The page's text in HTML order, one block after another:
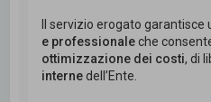
Il servizio erogato garantisce
e professionaleche
ottimizzazione dei costi, di
interne dell’Ente.